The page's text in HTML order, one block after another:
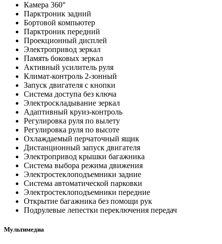
Камера 360°
Парктроник задний
Бортовой компьютер
Парктроник передний
Проекционный дисплей
Электропривод зеркал
Память боковых зеркал
Активный усилитель руля
Климат-контроль 2-зонный
Запуск двигателя с кнопки
Система доступа без ключа
Электроскладывание зеркал
Адаптивный круиз-контроль
Регулировка руля по вылету
Регулировка руля по высоте
Охлаждаемый перчаточный ящик
Дистанционный запуск двигателя
Электропривод крышки багажника
Система выбора режима движения
Электростеклоподъемники задние
Система автоматической парковки
Электростеклоподъемники передние
Открытие багажника без помощи рук
Подрулевые лепестки переключения передач
Мультимедиа